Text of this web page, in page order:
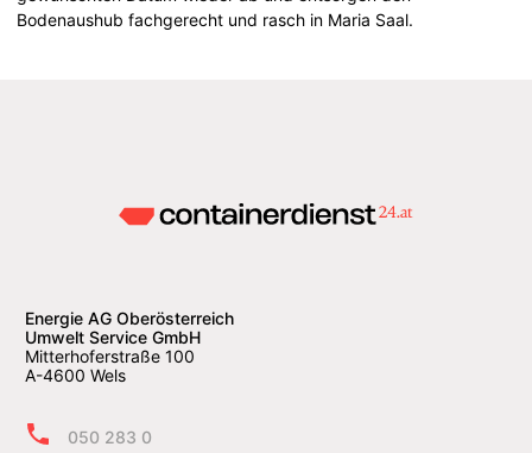
Bodenaushub fachgerecht und rasch in Maria Saal.
Energie AG Oberösterreich
Umwelt Service GmbH
Mitterhoferstraße 100
A-4600 Wels
050 283 0